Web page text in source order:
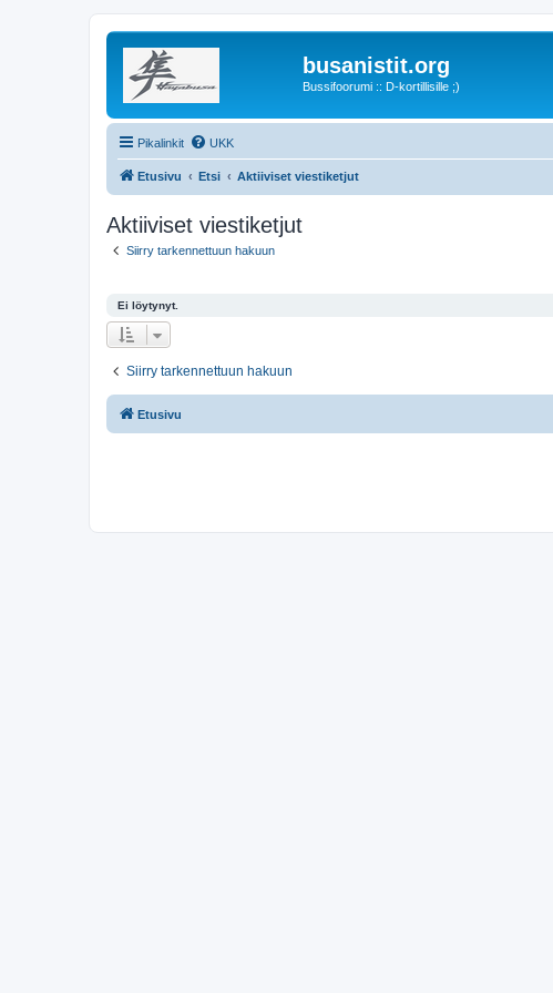
busanistit.org
Bussifoorumi :: D-kortillisille ;)
Pikalinkit UKK
Etusivu Etsi Aktiiviset viestiketjut
Aktiiviset viestiketjut
Siirry tarkennettuun hakuun
Ei löytynyt.
Siirry tarkennettuun hakuun
Etusivu